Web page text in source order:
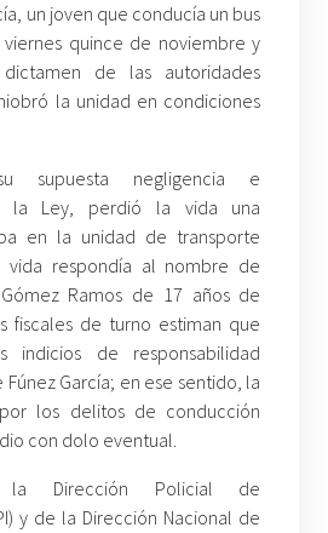
un joven que conducía un bus
quince de noviembre y
de las autoridades
la unidad en condiciones
supuesta negligencia e
la Ley, perdió la vida una
en la unidad de transporte
respondía al nombre de
Ramos de 17 años de
fiscales de turno estiman que
indicios de responsabilidad
García; en ese sentido, la
los delitos de conducción
con dolo eventual.
la Dirección Policial de
y de la Dirección Nacional de